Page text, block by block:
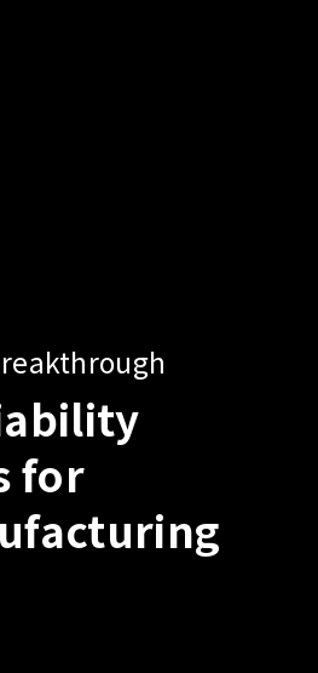
for Various AI